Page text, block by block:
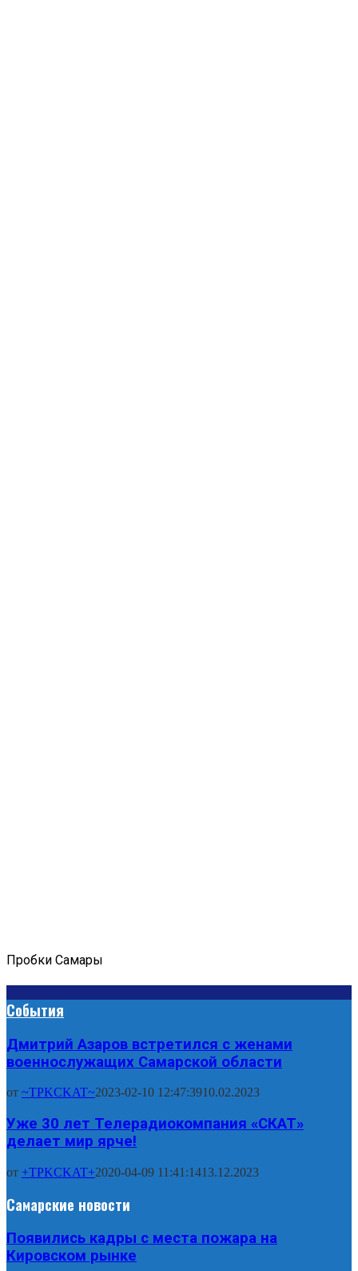
Пробки Самары
События
Дмитрий Азаров встретился с женами
военнослужащих Самарской области
от ~TPKCKAT~2023-02-10 12:47:3910.02.2023
Уже 30 лет Телерадиокомпания «СКАТ»
делает мир ярче!
от +TPKCKAT+2020-04-09 11:41:1413.12.2023
Самарские новости
Появились кадры с места пожара на
Кировском рынке